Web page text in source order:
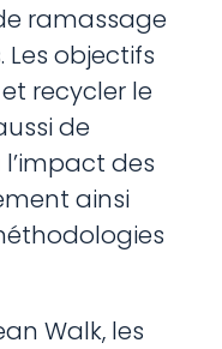
ramassage
objectifs
recycler le
de
l’impact des
ainsi
Walk, les